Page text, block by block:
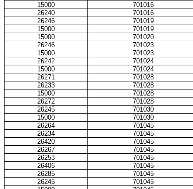
15000
701016
26240
701016
26246
701019
15000
701019
15000
701020
26246
701023
15000
701023
26242
701024
15000
701024
26271
701028
26233
701028
15000
701028
26272
701028
26245
701030
15000
701030
26264
701045
26234
701045
26420
701045
26267
701045
26253
701045
26406
701045
26285
701045
26245
701045